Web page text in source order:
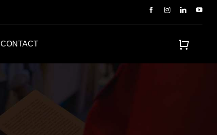
CONTACT